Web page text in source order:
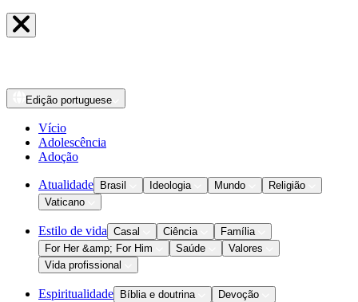
Edição portuguese
Vício
Adolescência
Adoção
Atualidade Brasil Ideologia Mundo
Religião
Vaticano
Estilo de vida Casal Ciência
Família
For Her &amp; For Him
Saúde
Valores
Vida profissional
Espiritualidade Bíblia e doutrina
Devoção